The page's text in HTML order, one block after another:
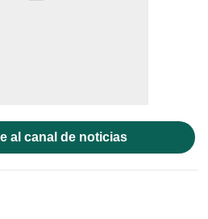
al canal de noticias